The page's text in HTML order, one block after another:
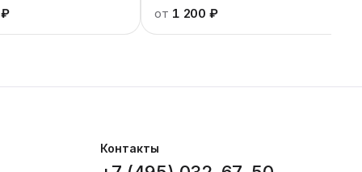
от 1 200 ₽
Контакты